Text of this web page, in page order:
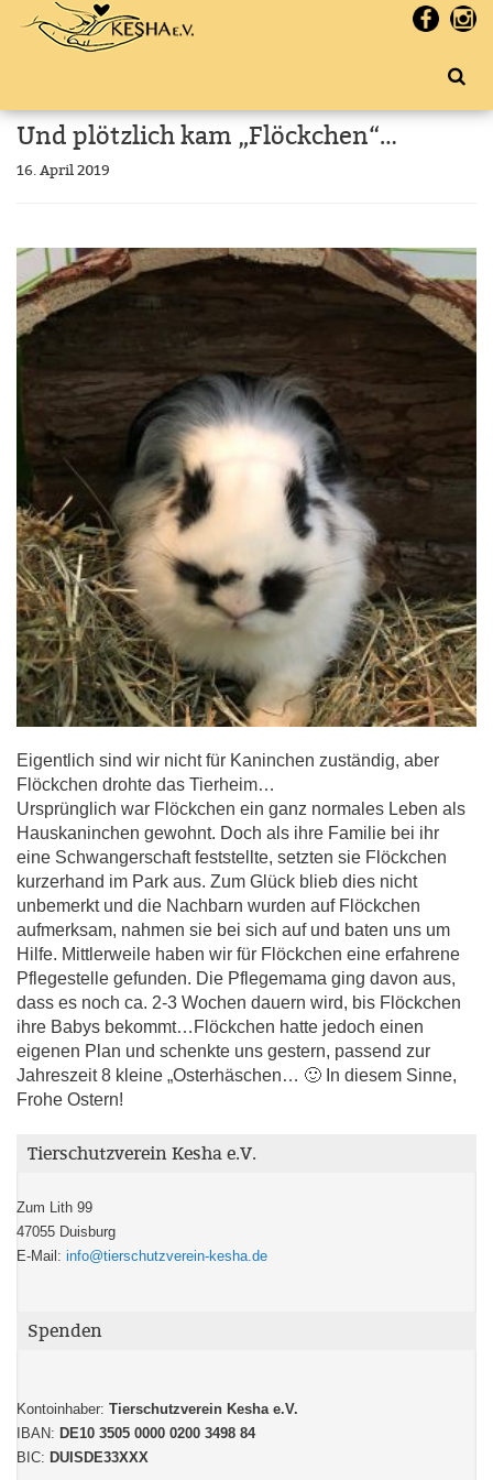
Und plötzlich kam „Flöckchen“…
16. April 2019
Eigentlich sind wir nicht für Kaninchen zuständig, aber
Flöckchen drohte das Tierheim…
Ursprünglich war Flöckchen ein ganz normales Leben als
Hauskaninchen gewohnt. Doch als ihre Familie bei ihr
eine Schwangerschaft feststellte, setzten sie Flöckchen
kurzerhand im Park aus. Zum Glück blieb dies nicht
unbemerkt und die Nachbarn wurden auf Flöckchen
aufmerksam, nahmen sie bei sich auf und baten uns um
Hilfe. Mittlerweile haben wir für Flöckchen eine erfahrene
Pflegestelle gefunden. Die Pflegemama ging davon aus,
dass es noch ca. 2-3 Wochen dauern wird, bis Flöckchen
ihre Babys bekommt…Flöckchen hatte jedoch einen
eigenen Plan und schenkte uns gestern, passend zur
Jahreszeit 8 kleine „Osterhäschen… 🙂 In diesem Sinne,
Frohe Ostern!
Tierschutzverein Kesha e.V.
Zum Lith 99
47055 Duisburg
E-Mail: info@tierschutzverein-kesha.de
Spenden
Kontoinhaber: Tierschutzverein Kesha e.V.
IBAN: DE10 3505 0000 0200 3498 84
BIC: DUISDE33XXX